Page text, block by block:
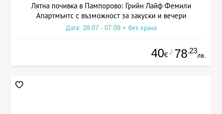
Лятна почивка в Пампорово: Грийн Лайф Фемили
Апартмънтс с възможност за закуски и вечери
Дата: 28.07 - 07.09 + без храна
40€ / 78.23
лв.